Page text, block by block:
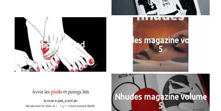
Appel du pied
Nhudes magazine volume
5
Avoir les pieds et poings
liés
Nhudes magazine volume
5